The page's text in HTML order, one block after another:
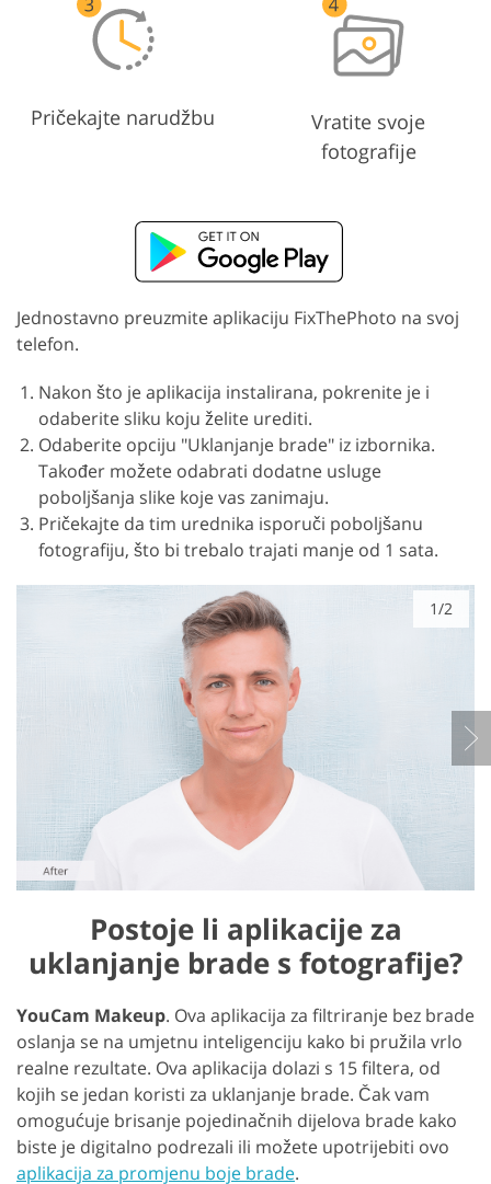
Pričekajte narudžbu
Vratite svoje
fotografije
Jednostavno preuzmite aplikaciju FixThePhoto na svoj
telefon.
Nakon što je aplikacija instalirana, pokrenite je i
odaberite sliku koju želite urediti.
Odaberite opciju "Uklanjanje brade" iz izbornika.
Također možete odabrati dodatne usluge
poboljšanja slike koje vas zanimaju.
Pričekajte da tim urednika isporuči poboljšanu
fotografiju, što bi trebalo trajati manje od 1 sata.
1/2
Postoje li aplikacije za
uklanjanje brade s fotografije?
YouCam Makeup. Ova aplikacija za filtriranje bez brade
oslanja se na umjetnu inteligenciju kako bi pružila vrlo
realne rezultate. Ova aplikacija dolazi s 15 filtera, od
kojih se jedan koristi za uklanjanje brade. Čak vam
omogućuje brisanje pojedinačnih dijelova brade kako
biste je digitalno podrezali ili možete upotrijebiti ovo
aplikacija za promjenu boje brade.